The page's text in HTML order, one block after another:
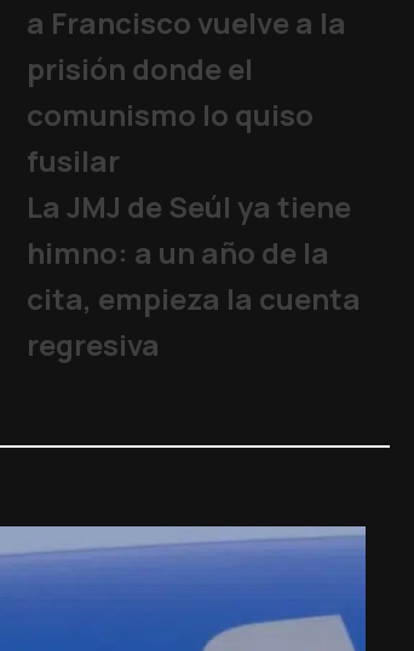
a Francisco vuelve a la
prisión donde el
comunismo lo quiso
fusilar
La JMJ de Seúl ya tiene
himno: a un año de la
cita, empieza la cuenta
regresiva